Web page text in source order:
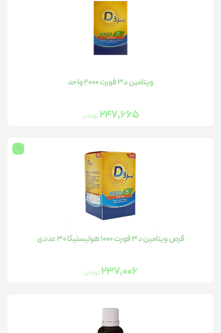
قرص ویتامین د3 فورت 1000 هولیستیکا 30 عددی
237,006تومان
ویتامین د3 فورت 2000 واحد
247,665تومان